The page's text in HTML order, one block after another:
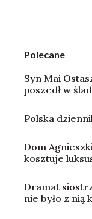
Polecane
Syn Mai
poszedł w
Polska
Dom
kosztuje
Dramat
nie było z nią